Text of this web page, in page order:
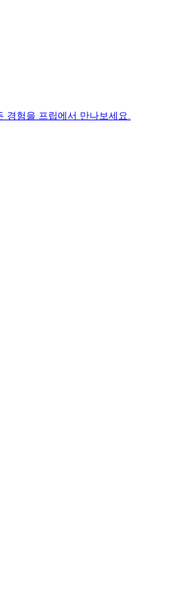
험을 프립에서 만나보세요.